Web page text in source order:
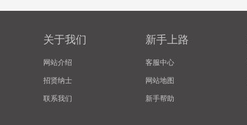
关于我们
网站介绍
招贤纳士
联系我们
新手上路
客服中心
网站地图
新手帮助